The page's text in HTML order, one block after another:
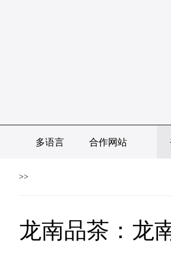
多语言 合作网站
>>
龙南品茶：龙